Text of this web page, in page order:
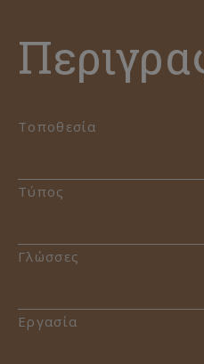
Τοποθεσία
Τύπος
Γλώσσες
Εργασία